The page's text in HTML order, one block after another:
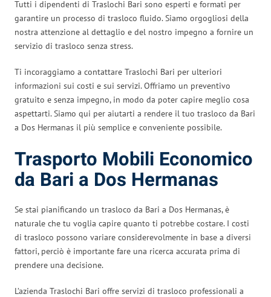
Tutti i dipendenti di Traslochi Bari sono esperti e formati per
garantire un processo di trasloco fluido. Siamo orgogliosi della
nostra attenzione al dettaglio e del nostro impegno a fornire un
servizio di trasloco senza stress.
Ti incoraggiamo a contattare Traslochi Bari per ulteriori
informazioni sui costi e sui servizi. Offriamo un preventivo
gratuito e senza impegno, in modo da poter capire meglio cosa
aspettarti. Siamo qui per aiutarti a rendere il tuo trasloco da Bari
a Dos Hermanas il più semplice e conveniente possibile.
Trasporto Mobili Economico
da Bari a Dos Hermanas
Se stai pianificando un trasloco da Bari a Dos Hermanas, è
naturale che tu voglia capire quanto ti potrebbe costare. I costi
di trasloco possono variare considerevolmente in base a diversi
fattori, perciò è importante fare una ricerca accurata prima di
prendere una decisione.
L’azienda Traslochi Bari offre servizi di trasloco professionali a